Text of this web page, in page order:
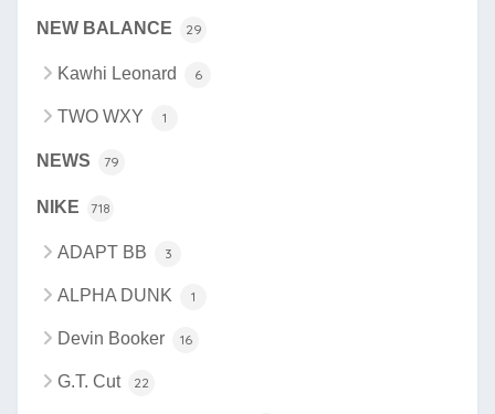
NEW BALANCE 29
Kawhi Leonard 6
TWO WXY 1
NEWS 79
NIKE 718
ADAPT BB 3
ALPHA DUNK 1
Devin Booker 16
G.T. Cut 22